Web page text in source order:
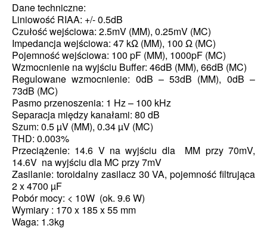
Dane techniczne:
Liniowość RIAA: +/- 0.5dB
Czułość wejściowa: 2.5mV (MM), 0.25mV (MC)
Impedancja wejściowa: 47 kΩ (MM), 100 Ω (MC)
Pojemność wejściowa: 100 pF (MM), 1000pF (MC)
Wzmocnienie na wyjściu Buffer: 46dB (MM), 66dB (MC)
Regulowane wzmocnienie: 0dB – 53dB (MM), 0dB –
73dB (MC)
Pasmo przenoszenia: 1 Hz – 100 kHz
Separacja między kanałami: 80 dB
Szum: 0.5 µV (MM), 0.34 µV (MC)
THD: 0.003%
Przeciążenie: 14.6 V na wyjściu dla MM przy 70mV,
14.6V na wyjściu dla MC przy 7mV
Zasilanie: toroidalny zasilacz 30 VA, pojemność filtrująca
2 x 4700 µF
Pobór mocy: < 10W (ok. 9.6 W)
Wymiary : 170 x 185 x 55 mm
Waga: 1.3kg